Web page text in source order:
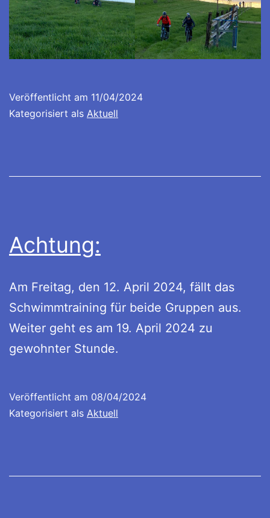
Veröffentlicht am 11/04/2024
Kategorisiert als Aktuell
Achtung:
Am Freitag, den 12. April 2024, fällt das
Schwimmtraining für beide Gruppen aus.
Weiter geht es am 19. April 2024 zu
gewohnter Stunde.
Veröffentlicht am 08/04/2024
Kategorisiert als Aktuell